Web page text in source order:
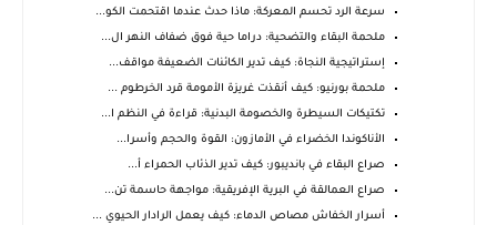
سرعة الرد تحسم المعركة: ماذا حدث عندما اقتحمت الكو...
ملحمة البقاء والتضحية: دراما حية فوق ضفاف النهر ال...
إستراتيجية النجاة: كيف تدير الكائنات الضعيفة مواقف...
ملحمة بورنيو: كيف أنقذت غريزة الأمومة قرد الخرطوم ...
تكتيكات السيطرة والخصومة البدنية: قراءة في النظم ا...
الأناكوندا الخضراء في الأمازون: القوة والحجم وأسرا...
صراع البقاء في بانديبور: كيف تدير الذئاب الحمراء أ...
صراع العمالقة في البرية الإفريقية: مواجهة حاسمة تن...
أسرار الخفاش مصاص الدماء: كيف يعمل الرادار الحيوي ...